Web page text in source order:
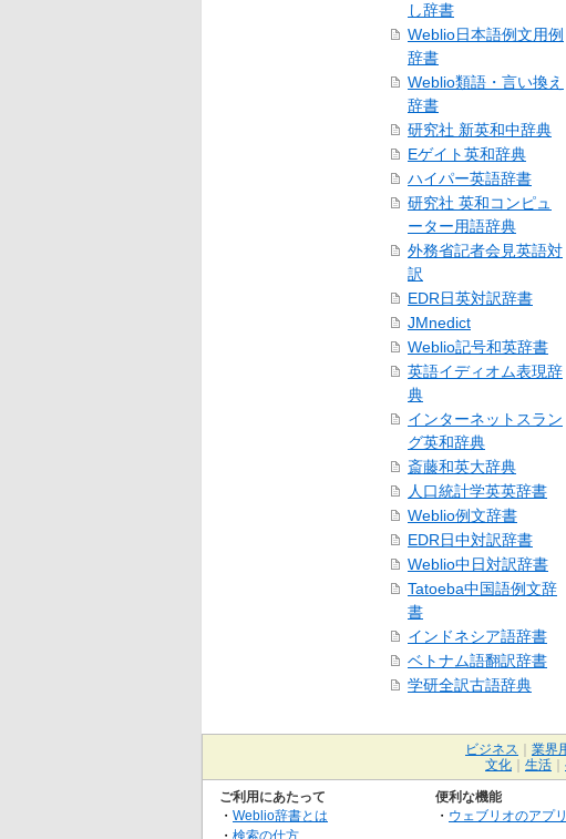
し辞書
Weblio日本語例文用例
辞書
Weblio類語・言い換え
辞書
研究社 新英和中辞典
Eゲイト英和辞典
ハイパー英語辞書
研究社 英和コンピュ
ーター用語辞典
外務省記者会見英語対
訳
EDR日英対訳辞書
JMnedict
Weblio記号和英辞書
英語イディオム表現辞
典
インターネットスラン
グ英和辞典
斎藤和英大辞典
人口統計学英英辞書
Weblio例文辞書
EDR日中対訳辞書
Weblio中日対訳辞書
Tatoeba中国語例文辞
書
インドネシア語辞書
ベトナム語翻訳辞書
学研全訳古語辞典
ビジネス 業界
文化
生活
ご利用にあたって
・ Weblio辞書とは
・ 検索の仕方
便利な機能
・ ウェブリオのアプリ